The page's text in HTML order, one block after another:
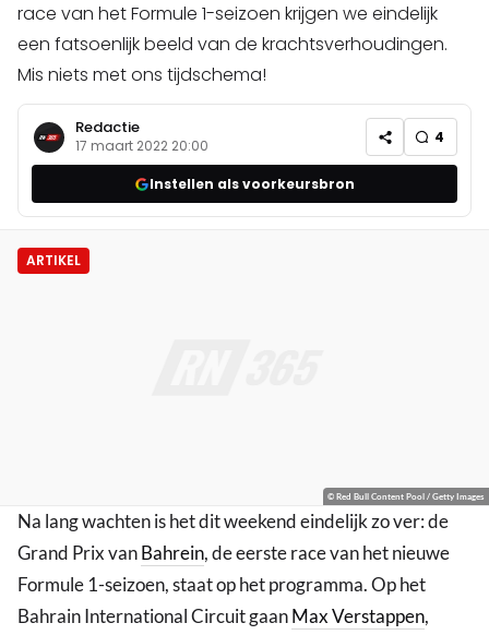
race van het Formule 1-seizoen krijgen we eindelijk
een fatsoenlijk beeld van de krachtsverhoudingen.
Mis niets met ons tijdschema!
Redactie
17 maart 2022 20:00 4
Instellen als voorkeursbron
ARTIKEL
© Red Bull Content Pool / Getty Images
Na lang wachten is het dit weekend eindelijk zo ver: de
Grand Prix vanBahrein, de eerste race van het nieuwe
Formule 1-seizoen, staat op het programma. Op het
Bahrain International Circuit gaanMax Verstappen,